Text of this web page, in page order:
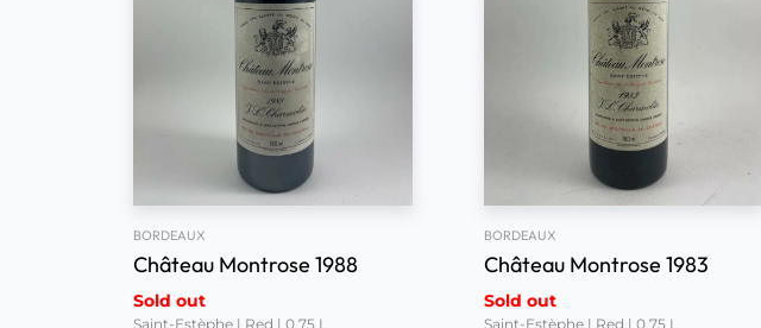
BORDEAUX
Château Montrose 1988
Sold out
Saint-Estèphe | Red | 0,75 L
BORDEAUX
Château Montrose 1983
Sold out
Saint-Estèphe | Red | 0,75 L